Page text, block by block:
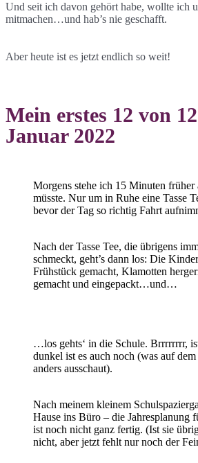
Und seit ich davon gehört habe, wollte ich
mitmachen…und hab’s nie geschafft.
Aber heute ist es jetzt endlich so weit!
Mein erstes 12 von
Januar 2022
Morgens stehe ich 15 Minuten früher
müsste. Nur um in Ruhe eine Tasse
bevor der Tag so richtig Fahrt
Nach der Tasse Tee, die übrigens
schmeckt, geht’s dann los: Die
Frühstück gemacht, Klamotten
gemacht und eingepackt…und…
…los gehts‘ in die Schule. Brrrrrrrr,
dunkel ist es auch noch (was auf
anders ausschaut).
Nach meinem kleinem
Hause ins Büro – die Jahresplanung
ist noch nicht ganz fertig. (Ist sie
nicht, aber jetzt fehlt nur noch der